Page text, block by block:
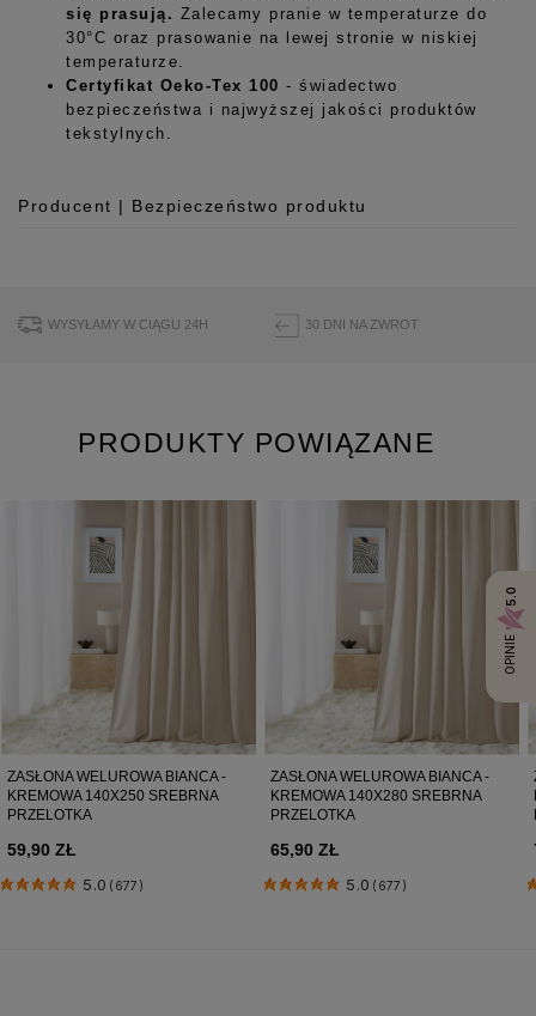
się prasują. Zalecamy pranie w temperaturze do
30°C oraz prasowanie na lewej stronie w niskiej
temperaturze.
Certyfikat Oeko-Tex 100 - świadectwo
bezpieczeństwa i najwyższej jakości produktów
tekstylnych.
Producent | Bezpieczeństwo produktu
ul. Buforowa 125/H-10a
Pobierz instrukcję bezpieczeństwa produktu
WYSYŁAMY W CIĄGU 24H 30 DNI NA ZWROT
PRODUKTY POWIĄZANE
ZASŁONA WELUROWA BIANCA -
KREMOWA 140X250 SREBRNA
PRZELOTKA
59,90 ZŁ
5.0 (677)
ZASŁONA WELUROWA BIANCA -
KREMOWA 140X280 SREBRNA
PRZELOTKA
65,90 ZŁ
5.0 (677)
OPINIE
5.0